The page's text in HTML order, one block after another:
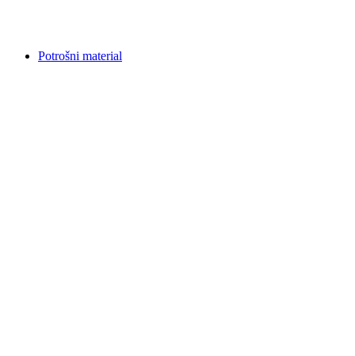
Potrošni material